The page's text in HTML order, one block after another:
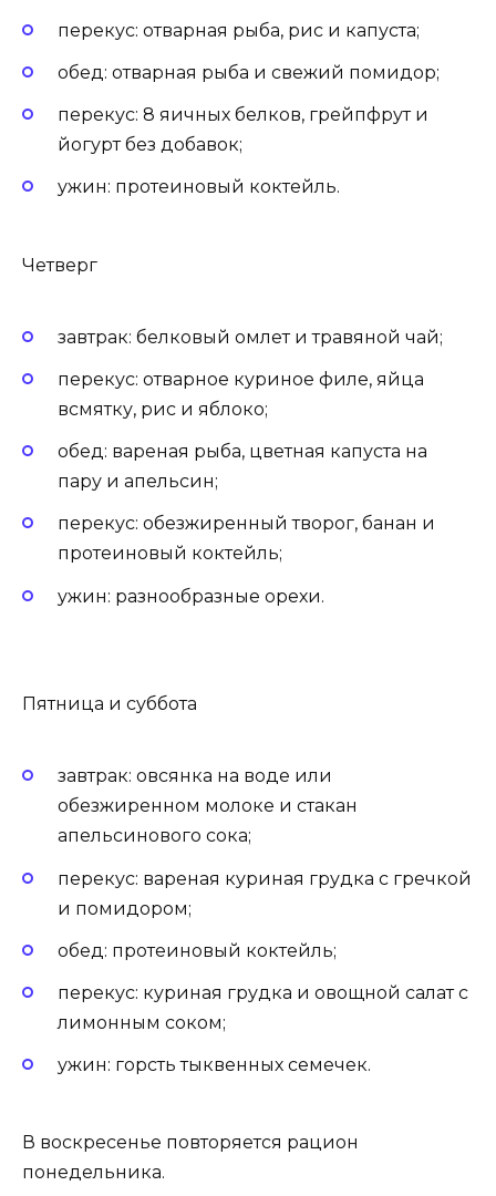
перекус: отварная рыба, рис и капуста;
обед: отварная рыба и свежий помидор;
перекус: 8 яичных белков, грейпфрут и
йогурт без добавок;
ужин: протеиновый коктейль.
Четверг
завтрак: белковый омлет и травяной чай;
перекус: отварное куриное филе, яйца
всмятку, рис и яблоко;
обед: вареная рыба, цветная капуста на
пару и апельсин;
перекус: обезжиренный творог, банан и
протеиновый коктейль;
ужин: разнообразные орехи.
Пятница и суббота
завтрак: овсянка на воде или
обезжиренном молоке и стакан
апельсинового сока;
перекус: вареная куриная грудка с гречкой
и помидором;
обед: протеиновый коктейль;
перекус: куриная грудка и овощной салат с
лимонным соком;
ужин: горсть тыквенных семечек.
В воскресенье повторяется рацион
понедельника.